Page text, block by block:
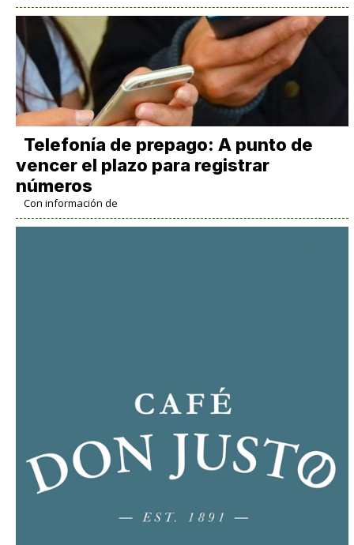
Telefonía de prepago: A punto de
vencer el plazo para registrar
números
Con información de